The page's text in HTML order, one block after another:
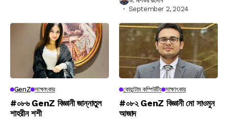
September 2, 2024
GenZ সাক্ষাৎকার
#০৮৬ GenZ বিজ্ঞানী জান্নাতুল
শাহরীন শশী
কোয়ান্টাম কম্পিউটিং সাক্ষাৎকার
#০৮২ GenZ বিজ্ঞানী মো সাওমুন
আজাদ